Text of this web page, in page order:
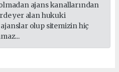
ajans kanallarından
yer alan hukuki
olup sitemizin hiç